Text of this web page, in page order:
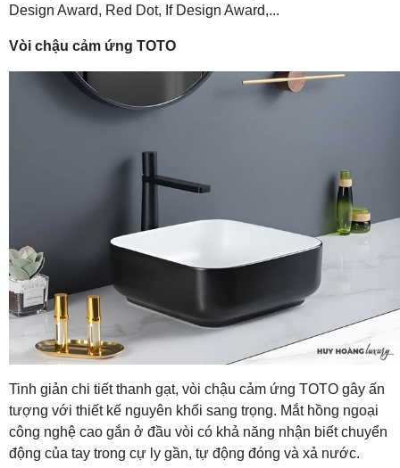
Design Award, Red Dot, If Design Award,...
Vòi chậu cảm ứng TOTO
Tinh giản chi tiết thanh gạt, vòi chậu cảm ứng TOTO gây ấn
tượng với thiết kế nguyên khối sang trọng. Mắt hồng ngoại
công nghệ cao gắn ở đầu vòi có khả năng nhận biết chuyển
động của tay trong cự ly gần, tự động đóng và xả nước.